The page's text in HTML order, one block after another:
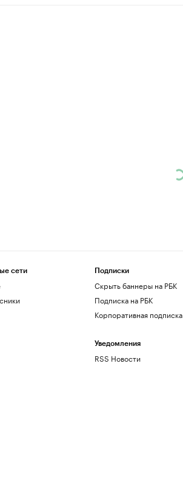
сети Подписки
Скрыть баннеры на РБК
Подписка на РБК
Корпоративная подписка
Уведомления
RSS Новости